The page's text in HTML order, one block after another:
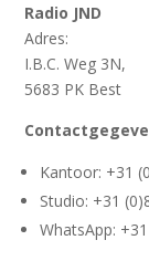
Radio JND
Adres:
I.B.C. Weg 3N,
5683 PK Best
Kantoor: +31
Studio: +31
WhatsApp: